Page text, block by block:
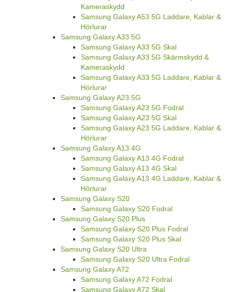
Kameraskydd
Samsung Galaxy A53 5G Laddare, Kablar &
Hörlurar
Samsung Galaxy A33 5G
Samsung Galaxy A33 5G Skal
Samsung Galaxy A33 5G Skärmskydd &
Kameraskydd
Samsung Galaxy A33 5G Laddare, Kablar &
Hörlurar
Samsung Galaxy A23 5G
Samsung Galaxy A23 5G Fodral
Samsung Galaxy A23 5G Skal
Samsung Galaxy A23 5G Laddare, Kablar &
Hörlurar
Samsung Galaxy A13 4G
Samsung Galaxy A13 4G Fodral
Samsung Galaxy A13 4G Skal
Samsung Galaxy A13 4G Laddare, Kablar &
Hörlurar
Samsung Galaxy S20
Samsung Galaxy S20 Fodral
Samsung Galaxy S20 Plus
Samsung Galaxy S20 Plus Fodral
Samsung Galaxy S20 Plus Skal
Samsung Galaxy S20 Ultra
Samsung Galaxy S20 Ultra Fodral
Samsung Galaxy A72
Samsung Galaxy A72 Fodral
Samsung Galaxy A72 Skal